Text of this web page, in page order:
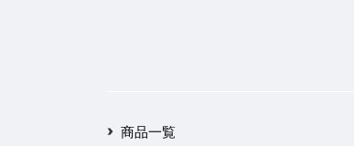
商品一覧